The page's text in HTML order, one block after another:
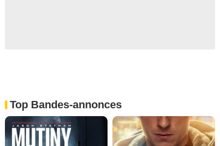
Top Bandes-annonces